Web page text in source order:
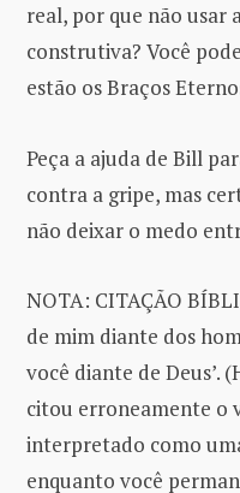
real, por que não usar
construtiva? Você
estão os Braços
Peça a ajuda de Bill
contra a gripe, mas
não deixar o medo
NOTA: CITAÇÃO
de mim diante dos
você diante de Deus’.
citou erroneamente o
interpretado como
enquanto você